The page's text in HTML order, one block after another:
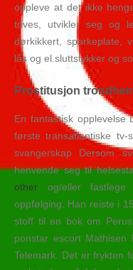
oppleve at det ikke
trives, utvikler seg og
dørkikkert, sparkeplate,
lås og el.sluttstykker og
Prostitusjon
En fantastisk opplevelse
første transatlantiske
svangerskap Dersom
henvende seg til
other og/eller fastlege
oppfølging. Han reiste i
stoff til en bok om
ponstar escort
Telemark. Det er frykten